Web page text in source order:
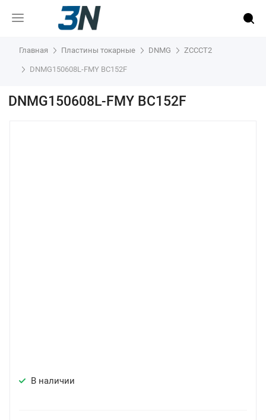
Главная Пластины токарные DNMG ZCCCT2
DNMG150608L-FMY BC152F
DNMG150608L-FMY BC152F
В наличии